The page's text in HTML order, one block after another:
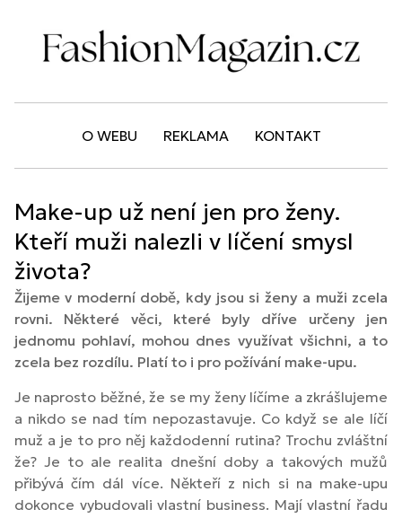
O WEBU REKLAMA KONTAKT
Make-up už není jen pro ženy.
Kteří muži nalezli v líčení smysl
života?
Žijeme v moderní době, kdy jsou si ženy a muži zcela
rovni. Některé věci, které byly dříve určeny jen
jednomu pohlaví, mohou dnes využívat všichni, a to
zcela bez rozdílu. Platí to i pro požívání make-upu.
Je naprosto běžné, že se my ženy líčíme a zkrášlujeme
a nikdo se nad tím nepozastavuje. Co když se ale líčí
muž a je to pro něj každodenní rutina? Trochu zvláštní
že? Je to ale realita dnešní doby a takových mužů
přibývá čím dál více. Někteří z nich si na make-upu
dokonce vybudovali vlastní business. Mají vlastní řadu